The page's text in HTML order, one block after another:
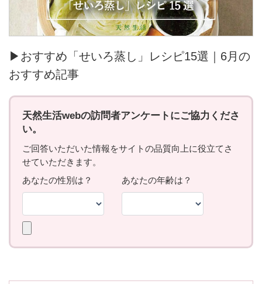
▶おすすめ「せいろ蒸し」レシピ15選｜6月の
おすすめ記事